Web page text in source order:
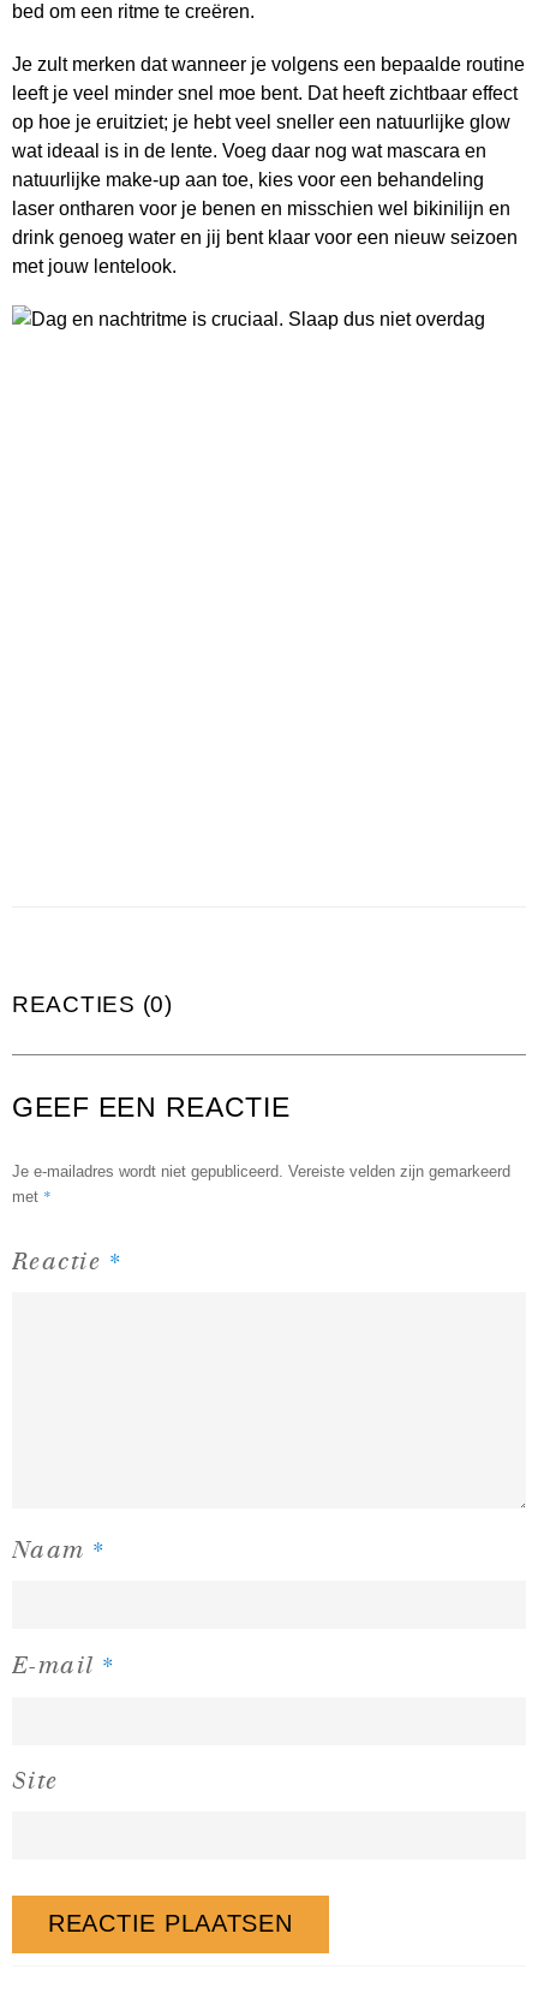
bed om een ritme te creëren.
Je zult merken dat wanneer je volgens een bepaalde routine
leeft je veel minder snel moe bent. Dat heeft zichtbaar effect
op hoe je eruitziet; je hebt veel sneller een natuurlijke glow
wat ideaal is in de lente. Voeg daar nog wat mascara en
natuurlijke make-up aan toe, kies voor een behandeling
laser ontharen voor je benen en misschien wel bikinilijn en
drink genoeg water en jij bent klaar voor een nieuw seizoen
met jouw lentelook.
REACTIES (0)
GEEF EEN REACTIE
Je e-mailadres wordt niet gepubliceerd. Vereiste velden zijn gemarkeerd
met *
Reactie *
Naam *
E-mail *
Site